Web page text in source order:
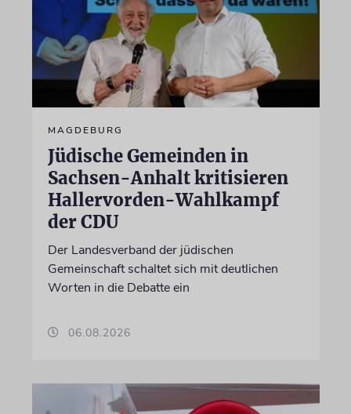
MAGDEBURG
Jüdische Gemeinden in
Sachsen-Anhalt kritisieren
Hallervorden-Wahlkampf
der CDU
Der Landesverband der jüdischen
Gemeinschaft schaltet sich mit deutlichen
Worten in die Debatte ein
06.08.2026